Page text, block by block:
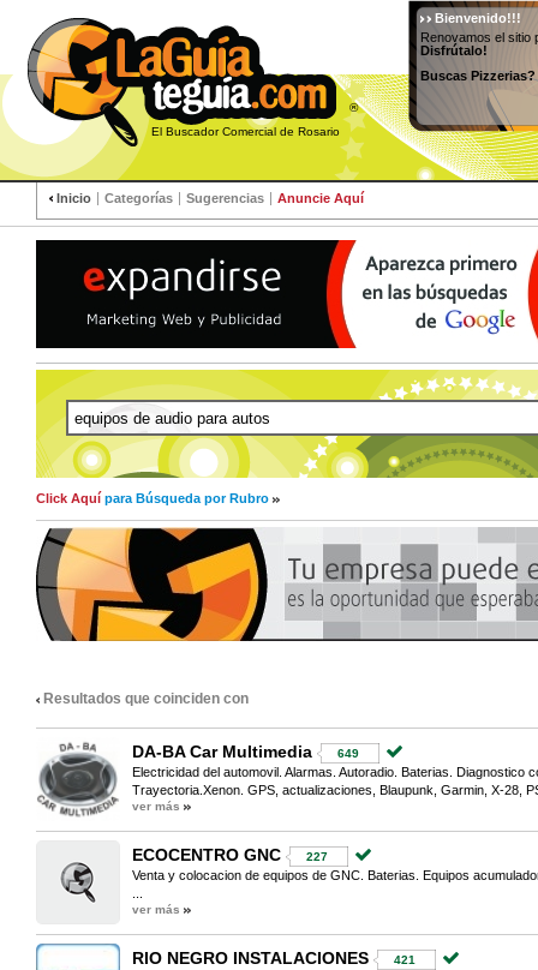
®
El Buscador Comercial de Rosario
Bienvenido!!!
Renovamos el sitio
Disfrútalo!
Buscas
Inicio Categorías Sugerencias Anuncie Aquí
Click Aquí para Búsqueda por Rubro
Resultados que coinciden con
DA-BA Car Multimedia 649
Electricidad del automovil. Alarmas. Autoradio. Baterias. Diagnostico
Trayectoria.Xenon. GPS, actualizaciones, Blaupunk, Garmin, X-28,
ver más
ECOCENTRO GNC 227
Venta y colocacion de equipos de GNC. Baterias. Equipos
ver más
RIO NEGRO INSTALACIONES 421